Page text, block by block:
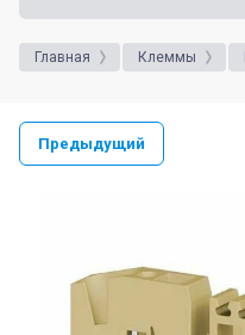
Главная Клеммы
Предыдущий